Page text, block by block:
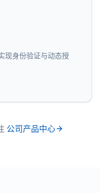
现身份验证与动态授
公司产品中心